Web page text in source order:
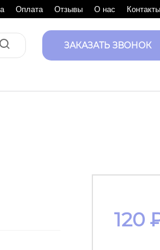
Оплата Отзывы О нас Контакты
ЗАКАЗАТЬ ЗВОНОК
120